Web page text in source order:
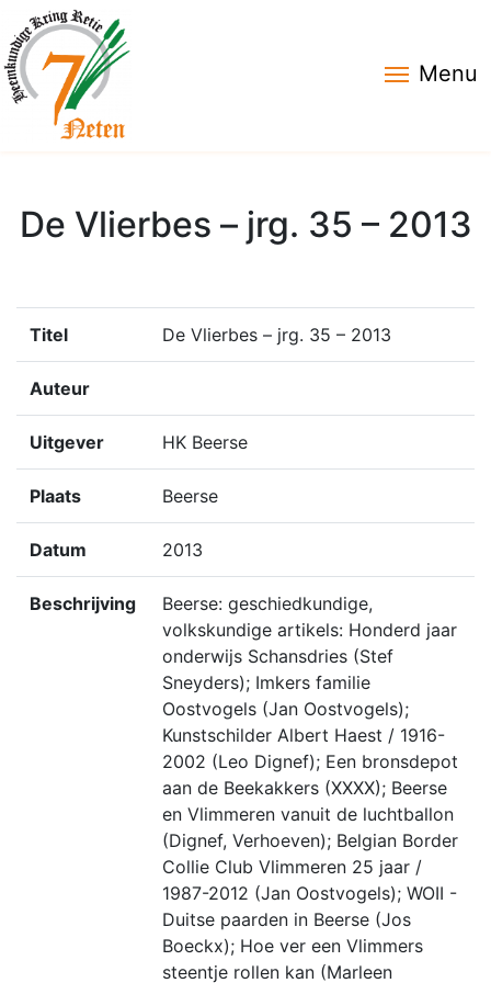
Menu
De Vlierbes – jrg. 35 – 2013
Titel De Vlierbes – jrg. 35 – 2013
Auteur
Uitgever HK Beerse
Plaats Beerse
Datum 2013
Beschrijving
Beerse: geschiedkundige,
volkskundige artikels: Honderd jaar
onderwijs Schansdries (Stef
Sneyders); Imkers familie
Oostvogels (Jan Oostvogels);
Kunstschilder Albert Haest / 1916-
2002 (Leo Dignef); Een bronsdepot
aan de Beekakkers (XXXX); Beerse
en Vlimmeren vanuit de luchtballon
(Dignef, Verhoeven); Belgian Border
Collie Club Vlimmeren 25 jaar /
1987-2012 (Jan Oostvogels); WOII -
Duitse paarden in Beerse (Jos
Boeckx); Hoe ver een Vlimmers
steentje rollen kan (Marleen